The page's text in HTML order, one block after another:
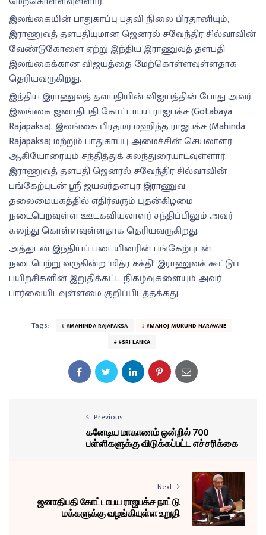
இலங்கையின் பாதுகாப்பு பதவி நிலை பிரதானியும்,
இராணுவத் தளபதியுமான ஜெனரல் சவேந்திர சில்வாவின்
வேண்டுகோளை ஏற்று இந்திய இராணுவத் தளபதி
இலங்கைக்கான விஜயத்தை மேற்கொள்ளவுள்ளதாக
தெரியவருகிறது.
இந்திய இராணுவத் தளபதியின் விஜயத்தின் போது அவர்
இலங்கை ஜனாதிபதி கோட்டாபய ராஜபக்ச (Gotabaya
Rajapaksa), இலங்கை பிரதமர் மஹிந்த ராஜபக்ச (Mahinda
Rajapaksa) மற்றும் பாதுகாப்பு அமைச்சின் செயலாளர்
ஆகியோரையும் சந்தித்துக் கலந்துரையாடவுள்ளார்.
இராணுவத் தளபதி ஜெனரல் சவேந்திர சில்வாவின்
பங்கேற்புடன் ஸ்ரீ ஜயவர்தனபுர இராணுவ
தலைமையகத்தில் எதிர்வரும் புதன்கிழமை
நடைபெறவுள்ள ஊடகவியலாளர் சந்திப்பிலும் அவர்
கலந்து கொள்ளவுள்ளதாக தெரியவருகிறது.
அத்துடன் இந்தியப் படையினரின் பங்கேற்புடன்
நடைபெற்று வருகின்ற ‘மித்ர சக்தி’ இராணுவக் கூட்டுப்
பயிற்சிகளின் இறுதிக்கட்ட நிகழ்வுகளையும் அவர்
பார்வையிடவுள்ளமை குறிப்பிடத்தக்கது.
Tags: #MAHINDA RAJAPAKSA
#MANOJ MUKUND NARAVANE
#SRI LANKA
Previous
கனேடிய மாகாணம் ஒன்றில் 700
பள்ளிகளுக்கு விடுக்கப்பட்ட எச்சரிக்கை
Next
ஜனாதிபதி கோட்டாபய ராஜபக்ச நாட்டு
மக்களுக்கு வழங்கியுள்ள உறுதி